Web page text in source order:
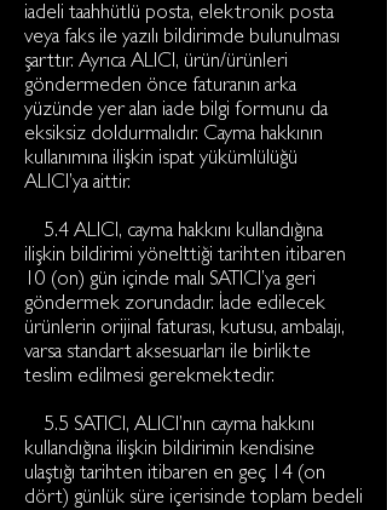
iadeli taahhütlü posta, elektronik posta
veya faks ile yazılı bildirimde bulunulması
şarttır. Ayrıca ALICI, ürün/ürünleri
göndermeden önce faturanın arka
yüzünde yer alan iade bilgi formunu da
eksiksiz doldurmalıdır. Cayma hakkının
kullanımına ilişkin ispat yükümlülüğü
ALICI’ya aittir.
5.4 ALICI, cayma hakkını kullandığına
ilişkin bildirimi yönelttiği tarihten itibaren
10 (on) gün içinde malı SATICI’ya geri
göndermek zorundadır. İade edilecek
ürünlerin orijinal faturası, kutusu, ambalajı,
varsa standart aksesuarları ile birlikte
teslim edilmesi gerekmektedir.
5.5 SATICI, ALICI’nın cayma hakkını
kullandığına ilişkin bildirimin kendisine
ulaştığı tarihten itibaren en geç 14 (on
dört) günlük süre içerisinde toplam bedeli